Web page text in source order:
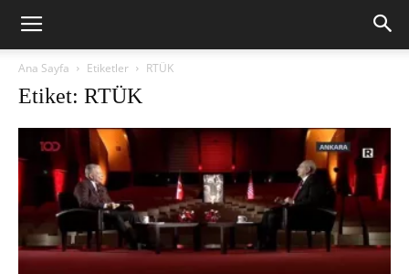
Ana Sayfa Etiketler RTÜK
Etiket: RTÜK